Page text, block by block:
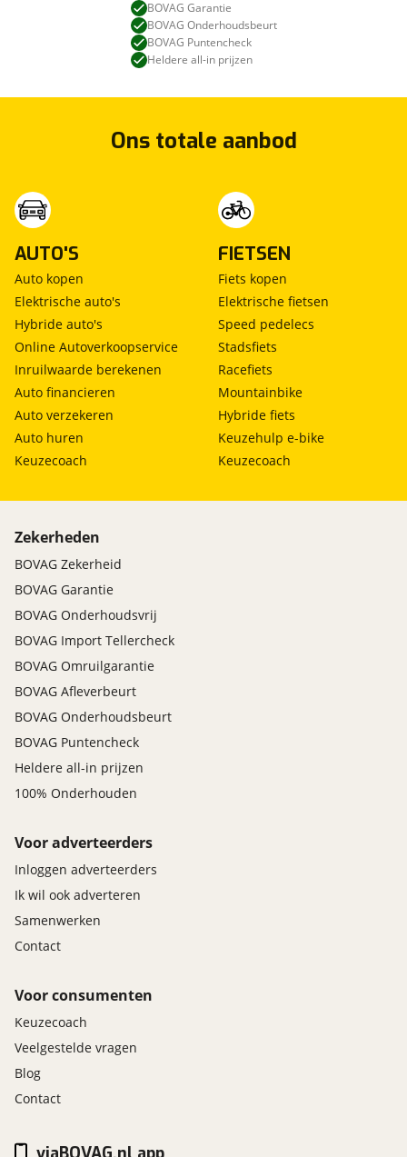
BOVAG Garantie
BOVAG Onderhoudsbeurt
BOVAG Puntencheck
Heldere all-in prijzen
Ons totale aanbod
AUTO'S
Auto kopen
Elektrische auto's
Hybride auto's
Online Autoverkoopservice
Inruilwaarde berekenen
Auto financieren
Auto verzekeren
Auto huren
Keuzecoach
FIETSEN
Fiets kopen
Elektrische fietsen
Speed pedelecs
Stadsfiets
Racefiets
Mountainbike
Hybride fiets
Keuzehulp e-bike
Keuzecoach
Zekerheden
BOVAG Zekerheid
BOVAG Garantie
BOVAG Onderhoudsvrij
BOVAG Import Tellercheck
BOVAG Omruilgarantie
BOVAG Afleverbeurt
BOVAG Onderhoudsbeurt
BOVAG Puntencheck
Heldere all-in prijzen
100% Onderhouden
Voor adverteerders
Inloggen adverteerders
Ik wil ook adverteren
Samenwerken
Contact
Voor consumenten
Keuzecoach
Veelgestelde vragen
Blog
Contact